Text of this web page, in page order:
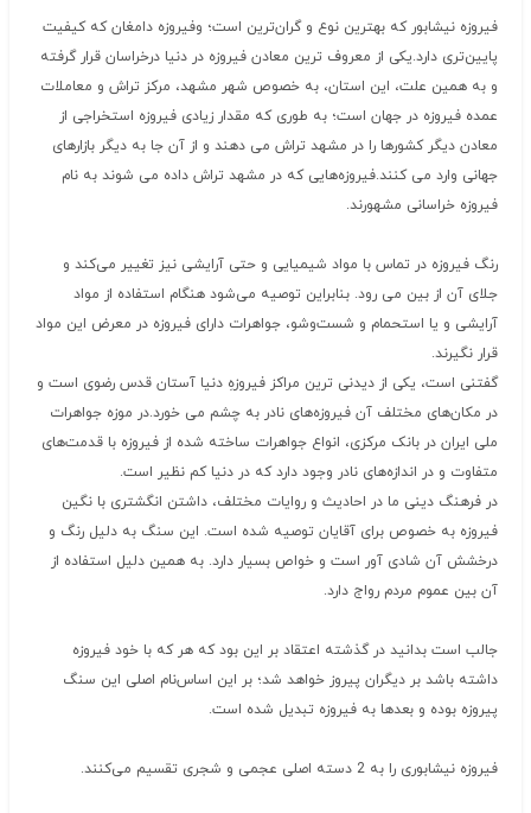
فیروزه‌ نیشابور که‌ بهترین‌ نوع‌ و گران‌ترین‌ است؛ وفیروزه‌ دامغان‌ که‌ کیفیت‌
پایین‌تری‌ دارد.یکی‌ از معروف‌ ترین‌ معادن‌ فیروزه‌ در دنیا درخراسان‌ قرار گرفته‌
و به‌ همین‌ علت، این‌ استان، به‌ خصوص‌ شهر مشهد، مرکز تراش‌ و معاملات‌
عمده‌ فیروزه‌ در جهان‌ است؛ به‌ طوری‌ که‌ مقدار زیادی‌ فیروزه‌ استخراجی‌ از
معادن‌ دیگر کشورها را در مشهد تراش‌ می‌ دهند و از آن‌ جا به‌ دیگر بازارهای‌
جهانی‌ وارد می‌ کنند.فیروزه‌هایی‌ که‌ در مشهد تراش‌ داده‌ می ‌شوند به‌ نام‌
فیروزه‌ خراسانی‌ مشهورند.
رنگ‌ فیروزه‌ در تماس‌ با مواد شیمیایی‌ و حتی‌ آرایشی‌ نیز تغییر می‌کند و
جلای‌ آن‌ از بین‌ می ‌رود. بنابراین‌ توصیه‌ می‌شود هنگام‌ استفاده‌ از مواد
آرایشی‌ و یا استحمام‌ و شست‌وشو، جواهرات‌ دارای‌ فیروزه‌ در معرض‌ این‌ مواد
قرار نگیرند.
گفتنی‌ است، یکی‌ از دیدنی ‌ترین‌ مراکز فیروزهِ دنیا آستان‌ قدس‌ رضوی‌ است‌ و
در مکان‌های‌ مختلف‌ آن‌ فیروزه‌های‌ نادر به‌ چشم‌ می‌ خورد.در موزه‌ جواهرات‌
ملی‌ ایران‌ در بانک‌ مرکزی، انواع‌ جواهرات‌ ساخته‌ شده‌ از فیروزه‌ با قدمت‌های‌
متفاوت‌ و در اندازه‌های‌ نادر وجود دارد که‌ در دنیا کم ‌نظیر است.
در فرهنگ‌ دینی‌ ما در احادیث‌ و روایات‌ مختلف،‌ داشتن‌ انگشتری‌ با نگین‌
فیروزه‌ به ‌خصوص‌ برای‌ آقایان‌ توصیه‌ شده‌ است. این‌ سنگ‌ به‌ دلیل‌ رنگ‌ و
درخشش‌ آن‌ شادی ‌آور است‌ و خواص‌ بسیار دارد. به‌ همین‌ دلیل‌ استفاده‌ از
آن‌ بین‌ عموم‌ مردم‌ رواج‌ دارد.
جالب‌ است‌ بدانید در گذشته‌ اعتقاد بر این‌ بود که‌ هر که‌ با خود فیروزه‌
داشته‌ باشد بر دیگران‌ پیروز خواهد شد؛ بر این‌ اساس‌نام‌ اصلی‌ این‌ سنگ‌
پیروزه‌ بوده‌ و بعدها به‌ فیروزه‌ تبدیل‌ شده‌ است.
فیروزه نیشابوری را به 2 دسته اصلی عجمی و شجری تقسیم می‌کنند.